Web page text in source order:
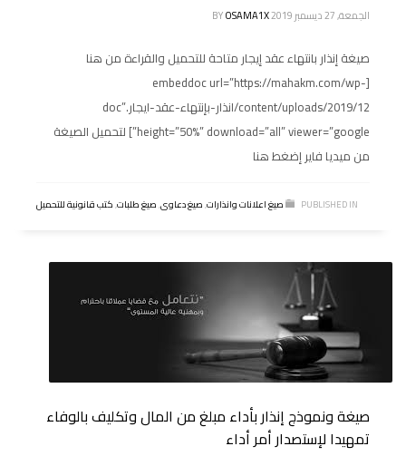
الجمعة, 27 ديسمبر 2019 BYOSAMA1X
صيغة إنذار بانتهاء عقد إيجار متاحة للتحميل والقراءة من هنا
[embeddoc url=”https://mahakm.com/wp-
content/uploads/2019/12/انذار-بإنتهاء-عقد-ايجار.doc”
height=”50%” download=”all” viewer=”google”] لتحميل الصيغة
من ميديا فاير إضغط هنا
PUBLISHED IN صيغ اعلانات وانذارات,صيغ دعاوى,صيغ طلبات,كتب قانونية للتحميل
صيغة ونموذج إنذار بأداء مبلغ من المال وتكليف بالوفاء
تمهيدا لإستصدار أمر أداء